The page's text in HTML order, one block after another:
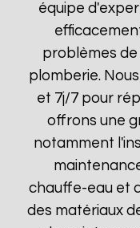
équipe
problèmes
plomberie.
et 7j/7 pour
offrons une
notamment
chauffe-eau et
des matériaux